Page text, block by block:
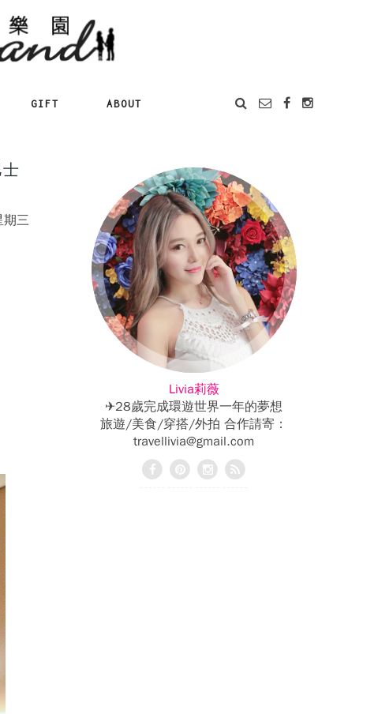
GIFT ABOUT
三
Livia莉薇
✈28歲完成環遊世界一年的夢想
旅遊/美食/穿搭/外拍 合作請寄：
travellivia@gmail.com